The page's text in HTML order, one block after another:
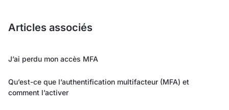
Articles associés
J’ai perdu mon accès MFA
Qu’est-ce que l’authentification multifacteur (MFA) et
comment l’activer